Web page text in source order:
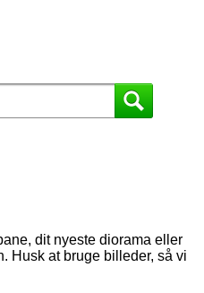
dit nyeste diorama eller
Husk at bruge billeder, så vi